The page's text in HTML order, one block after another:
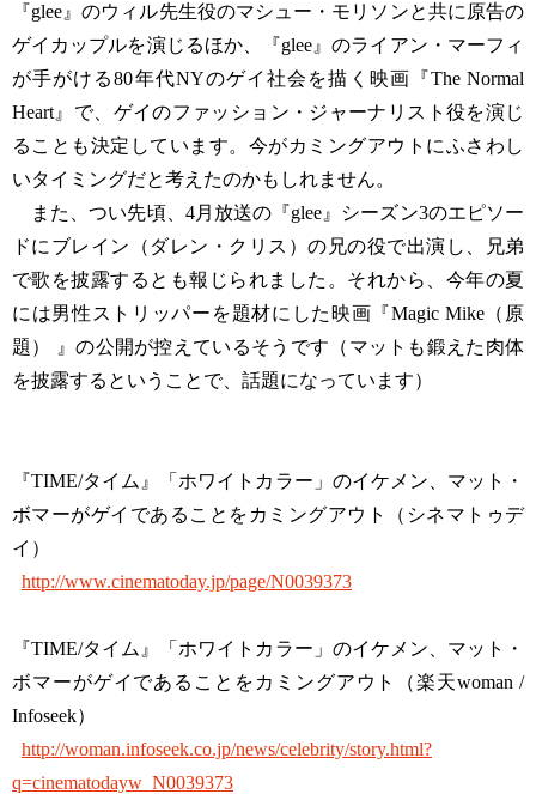
『glee』のウィル先生役のマシュー・モリソンと共に原告の
ゲイカップルを演じるほか、『glee』のライアン・マーフィ
が手がける80年代NYのゲイ社会を描く映画『The Normal
Heart』で、ゲイのファッション・ジャーナリスト役を演じ
ることも決定しています。今がカミングアウトにふさわし
いタイミングだと考えたのかもしれません。
また、つい先頃、4月放送の『glee』シーズン3のエピソー
ドにブレイン（ダレン・クリス）の兄の役で出演し、兄弟
で歌を披露するとも報じられました。それから、今年の夏
には男性ストリッパーを題材にした映画『Magic Mike（原
題） 』の公開が控えているそうです（マットも鍛えた肉体
を披露するということで、話題になっています）
『TIME/タイム』「ホワイトカラー」のイケメン、マット・
ボマーがゲイであることをカミングアウト（シネマトゥデ
イ）
http://www.cinematoday.jp/page/N0039373
『TIME/タイム』「ホワイトカラー」のイケメン、マット・
ボマーがゲイであることをカミングアウト（楽天woman /
Infoseek）
http://woman.infoseek.co.jp/news/celebrity/story.html?
q=cinematodayw_N0039373